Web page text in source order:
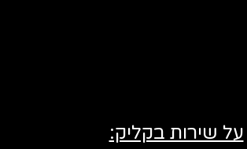
על שירות בקליק: